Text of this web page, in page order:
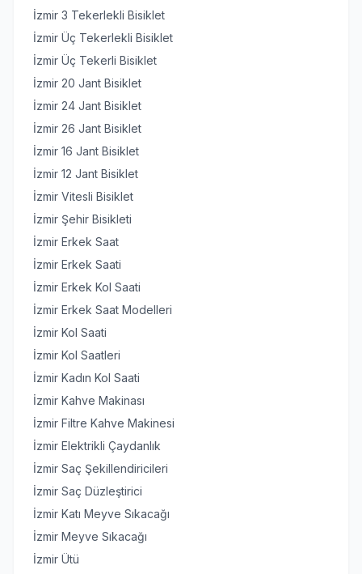
İzmir 3 Tekerlekli Bisiklet
İzmir Üç Tekerlekli Bisiklet
İzmir Üç Tekerli Bisiklet
İzmir 20 Jant Bisiklet
İzmir 24 Jant Bisiklet
İzmir 26 Jant Bisiklet
İzmir 16 Jant Bisiklet
İzmir 12 Jant Bisiklet
İzmir Vitesli Bisiklet
İzmir Şehir Bisikleti
İzmir Erkek Saat
İzmir Erkek Saati
İzmir Erkek Kol Saati
İzmir Erkek Saat Modelleri
İzmir Kol Saati
İzmir Kol Saatleri
İzmir Kadın Kol Saati
İzmir Kahve Makinası
İzmir Filtre Kahve Makinesi
İzmir Elektrikli Çaydanlık
İzmir Saç Şekillendiricileri
İzmir Saç Düzleştirici
İzmir Katı Meyve Sıkacağı
İzmir Meyve Sıkacağı
İzmir Ütü